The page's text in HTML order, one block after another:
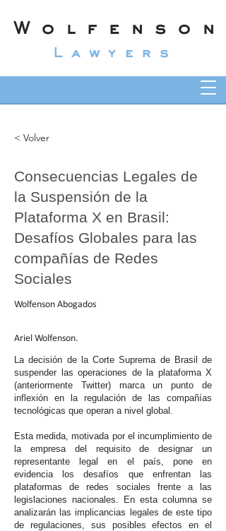
Wolfenson
Lawyers
< Volver
Consecuencias Legales de
la Suspensión de la
Plataforma X en Brasil:
Desafíos Globales para las
compañías de Redes
Sociales
Wolfenson Abogados
Ariel Wolfenson.
La decisión de la Corte Suprema de Brasil de
suspender las operaciones de la plataforma X
(anteriormente Twitter) marca un punto de
inflexión en la regulación de las compañías
tecnológicas que operan a nivel global.
Esta medida, motivada por el incumplimiento de
la empresa del requisito de designar un
representante legal en el país, pone en
evidencia los desafíos que enfrentan las
plataformas de redes sociales frente a las
legislaciones nacionales. En esta columna se
analizarán las implicancias legales de este tipo
de regulaciones, sus posibles efectos en el